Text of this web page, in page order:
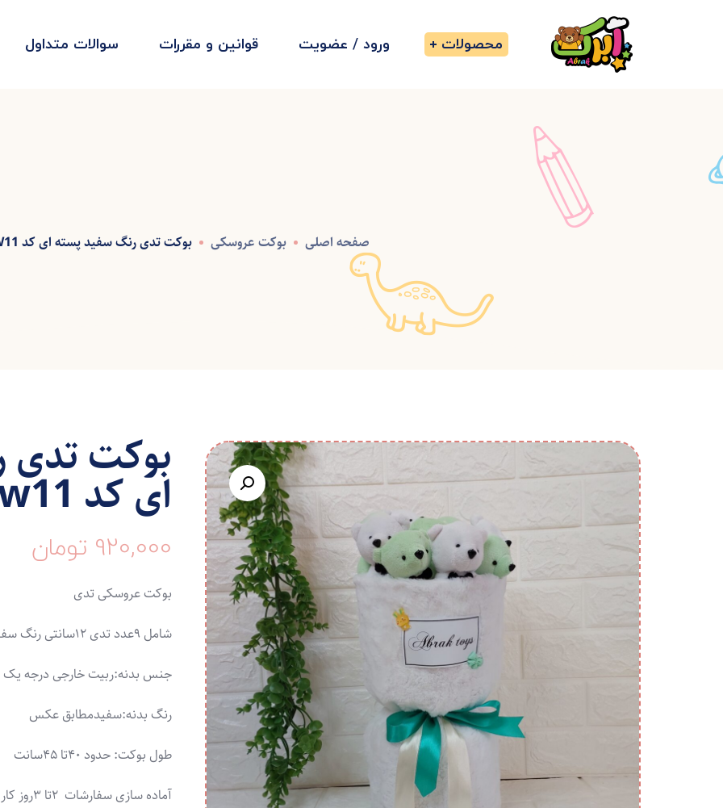
محصولات ورود / عضویت قوانین و مقررات سوالات متداول
صفحه اصلی بوکت عروسکی بوکت تدی رنگ سفید پسته ای کد W11
بوکت تدی
ای کد w11
920,000 تومان
بوکت عروسکی تدی
شامل ۹عدد تدی ۱۲سانتی رنگ سفید پسته ای
جنس بدنه:ربیت خارجی درجه یک
رنگ بدنه:سفیدمطابق عکس
طول بوکت: حدود ۴۰تا ۴۵سانت
آماده سازی سفارشات ۲تا ۳روز کاری